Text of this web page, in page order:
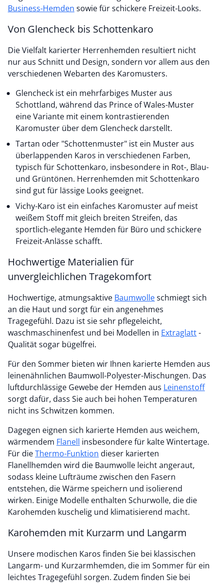
Business-Hemden sowie für schickere Freizeit-Looks.
Von Glencheck bis Schottenkaro
Die Vielfalt karierter Herrenhemden resultiert nicht
nur aus Schnitt und Design, sondern vor allem aus den
verschiedenen Webarten des Karomusters.
Glencheck ist ein mehrfarbiges Muster aus
Schottland, während das Prince of Wales-Muster
eine Variante mit einem kontrastierenden
Karomuster über dem Glencheck darstellt.
Tartan oder "Schottenmuster" ist ein Muster aus
überlappenden Karos in verschiedenen Farben,
typisch für Schottenkaro, insbesondere in Rot-, Blau-
und Grüntönen. Herrenhemden mit Schottenkaro
sind gut für lässige Looks geeignet.
Vichy-Karo ist ein einfaches Karomuster auf meist
weißem Stoff mit gleich breiten Streifen, das
sportlich-elegante Hemden für Büro und schickere
Freizeit-Anlässe schafft.
Hochwertige Materialien für
unvergleichlichen Tragekomfort
Hochwertige, atmungsaktive Baumwolle
an die Haut und sorgt für ein angenehmes
Tragegefühl. Dazu ist sie sehr pflegeleicht,
waschmaschinenfest und bei Modellen in Extraglatt-
Qualität sogar bügelfrei.
Für den Sommer bieten wir Ihnen karierte Hemden aus
leinenähnlichen Baumwoll-Polyester-Mischungen. Das
luftdurchlässige Gewebe der Hemden aus Leinenstoff
sorgt dafür, dass Sie auch bei hohen Temperaturen
nicht ins Schwitzen kommen.
Dagegen eignen sich karierte Hemden aus weichem,
wärmendem Flanell
Für dieThermo-Funktion
Flanellhemden wird die Baumwolle leicht angeraut,
sodass kleine Lufträume zwischen den Fasern
entstehen, die Wärme speichern und isolierend
wirken. Einige Modelle enthalten Schurwolle, die die
Karohemden kuschelig und klimatisierend macht.
Karohemden mit Kurzarm und Langarm
Unsere modischen Karos finden Sie bei klassischen
Langarm- und Kurzarmhemden, die im Sommer für ein
leichtes Tragegefühl sorgen. Zudem finden Sie bei